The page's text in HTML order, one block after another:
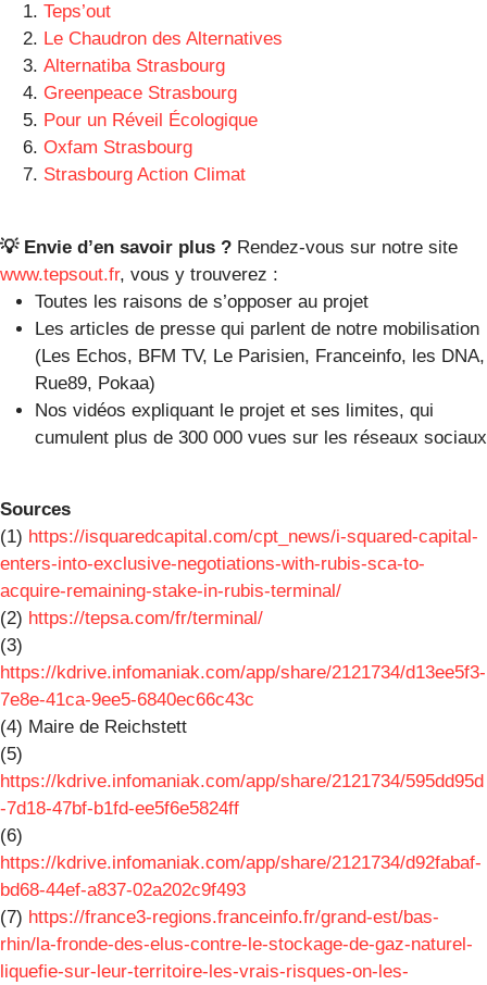
Teps’out
Le Chaudron des Alternatives
Alternatiba Strasbourg
Greenpeace Strasbourg
Pour un Réveil Écologique
Oxfam Strasbourg
Strasbourg Action Climat
💡 Envie d’en savoir plus ? Rendez-vous sur notre site
www.tepsout.fr, vous y trouverez :
Toutes les raisons de s’opposer au projet
Les articles de presse qui parlent de notre mobilisation
(Les Echos, BFM TV, Le Parisien, Franceinfo, les DNA,
Rue89, Pokaa)
Nos vidéos expliquant le projet et ses limites, qui
cumulent plus de 300 000 vues sur les réseaux sociaux
Sources
(1) https://isquaredcapital.com/cpt_news/i-squared-capital-
enters-into-exclusive-negotiations-with-rubis-sca-to-
acquire-remaining-stake-in-rubis-terminal/
(2) https://tepsa.com/fr/terminal/
(3)
https://kdrive.infomaniak.com/app/share/2121734/d13ee5f3-
7e8e-41ca-9ee5-6840ec66c43c
(4) Maire de Reichstett
(5)
https://kdrive.infomaniak.com/app/share/2121734/595dd95d
-7d18-47bf-b1fd-ee5f6e5824ff
(6)
https://kdrive.infomaniak.com/app/share/2121734/d92fabaf-
bd68-44ef-a837-02a202c9f493
(7) https://france3-regions.franceinfo.fr/grand-est/bas-
rhin/la-fronde-des-elus-contre-le-stockage-de-gaz-naturel-
liquefie-sur-leur-territoire-les-vrais-risques-on-les-